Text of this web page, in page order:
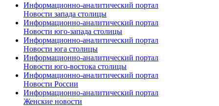
Информационно-аналитический портал
Новости запада столицы
Информационно-аналитический портал
Новости юго-запада столицы
Информационно-аналитический портал
Новости юга столицы
Информационно-аналитический портал
Новости юго-востока столицы
Информационно-аналитический портал
Новости России
Информационно-аналитический портал
Женские новости